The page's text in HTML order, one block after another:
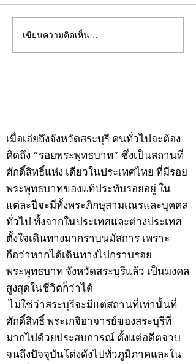
คอลัมน์"จับชีพจรวงการ
พระ"ประจำพุธที่ 29
เขียนความคิดเห็น…
เมื่อเอ่ยถึงจังหวัดสระบุรี คนทั่วไปจะต้อง
คิดถึง “รอยพระพุทธบาท” ซึ่งเป็นสถานที่
ศักดิ์สิทธิ์แห่ง เดียวในประเทศไทย ที่มีรอย
พระพุทธบาทของแท้ประทับรอยอยู่ ใน
แต่ละปีจะมีทั้งพระภิกษุสามเณรและบุคคล
ทั่วไป ทั้งจากในประเทศและต่างประเทศ
ตั้งใจเดินทางมากราบนมัสการ เพราะ
ถือว่าหากได้เดินทางไปกราบรอย
พระพุทธบาท จังหวัดสระบุรีแล้ว เป็นมงคล
สูงสุดในชีวิตก็ว่าได้
ไม่ใช่ว่าสระบุรีจะมีแต่สถานที่เท่านั้นที่
ศักดิ์สิทธิ์ พระเกจิอาจารย์ของสระบุรีที่
มากไปด้วยประสบการณ์ ตั้งแต่อดีตจวบ
จนถึงปัจจุบันโด่งดังไปทั่วภูมิภาคและใน